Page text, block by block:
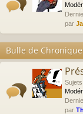
par
Bulle de
Sujets
par